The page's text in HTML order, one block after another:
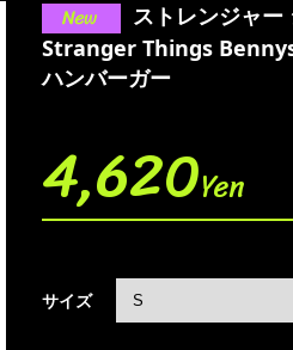
ストレンジャー
Stranger Things
ハンバーガー
4,620Yen
サイズ